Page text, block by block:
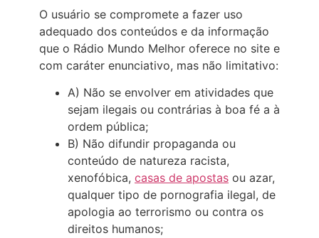
O usuário se compromete a fazer uso
adequado dos conteúdos e da informação
que o Rádio Mundo Melhor oferece no site e
com caráter enunciativo, mas não limitativo:
A) Não se envolver em atividades que
sejam ilegais ou contrárias à boa fé a à
ordem pública;
B) Não difundir propaganda ou
conteúdo de natureza racista,
xenofóbica, casas de apostas ou azar,
qualquer tipo de pornografia ilegal, de
apologia ao terrorismo ou contra os
direitos humanos;